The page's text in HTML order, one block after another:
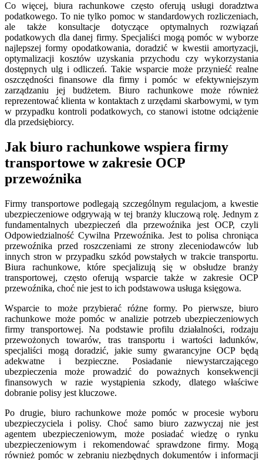
Co więcej, biura rachunkowe często oferują usługi doradztwa
podatkowego. To nie tylko pomoc w standardowych rozliczeniach,
ale także konsultacje dotyczące optymalnych rozwiązań
podatkowych dla danej firmy. Specjaliści mogą pomóc w wyborze
najlepszej formy opodatkowania, doradzić w kwestii amortyzacji,
optymalizacji kosztów uzyskania przychodu czy wykorzystania
dostępnych ulg i odliczeń. Takie wsparcie może przynieść realne
oszczędności finansowe dla firmy i pomóc w efektywniejszym
zarządzaniu jej budżetem. Biuro rachunkowe może również
reprezentować klienta w kontaktach z urzędami skarbowymi, w tym
w przypadku kontroli podatkowych, co stanowi istotne odciążenie
dla przedsiębiorcy.
Jak biuro rachunkowe wspiera firmy
transportowe w zakresie OCP
przewoźnika
Firmy transportowe podlegają szczególnym regulacjom, a kwestie
ubezpieczeniowe odgrywają w tej branży kluczową rolę. Jednym z
fundamentalnych ubezpieczeń dla przewoźnika jest OCP, czyli
Odpowiedzialność Cywilna Przewoźnika. Jest to polisa chroniąca
przewoźnika przed roszczeniami ze strony zleceniodawców lub
innych stron w przypadku szkód powstałych w trakcie transportu.
Biura rachunkowe, które specjalizują się w obsłudze branży
transportowej, często oferują wsparcie także w zakresie OCP
przewoźnika, choć nie jest to ich podstawowa usługa księgowa.
Wsparcie to może przybierać różne formy. Po pierwsze, biuro
rachunkowe może pomóc w analizie potrzeb ubezpieczeniowych
firmy transportowej. Na podstawie profilu działalności, rodzaju
przewożonych towarów, tras transportu i wartości ładunków,
specjaliści mogą doradzić, jakie sumy gwarancyjne OCP będą
adekwatne i bezpieczne. Posiadanie niewystarczającego
ubezpieczenia może prowadzić do poważnych konsekwencji
finansowych w razie wystąpienia szkody, dlatego właściwe
dobranie polisy jest kluczowe.
Po drugie, biuro rachunkowe może pomóc w procesie wyboru
ubezpieczyciela i polisy. Choć samo biuro zazwyczaj nie jest
agentem ubezpieczeniowym, może posiadać wiedzę o rynku
ubezpieczeniowym i rekomendować sprawdzone firmy. Mogą
również pomóc w zebraniu niezbędnych dokumentów i informacji